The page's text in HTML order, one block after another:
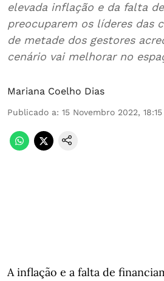
elevada inflação e da falta
preocuparem os líderes das
de metade dos gestores
cenário vai melhorar no
Mariana Coelho Dias
Publicado a: 15 Novembro 2022, 18:15
A inflação e a falta de